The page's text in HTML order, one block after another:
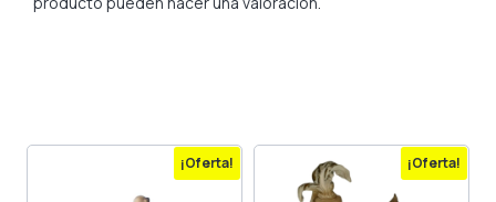
¡Oferta! ¡Oferta!